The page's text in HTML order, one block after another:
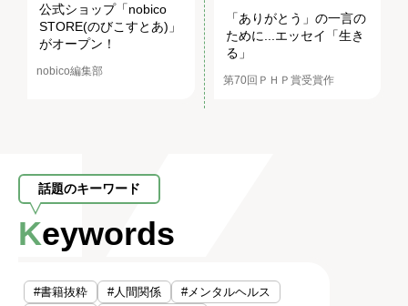
公式ショップ「nobico
STORE(のびこすとあ)」
がオープン！
nobico編集部
「ありがとう」の一言の
ために...エッセイ「生き
る」
第70回ＰＨＰ賞受賞作
話題のキーワード
Keywords
#書籍抜粋 #人間関係
#メンタルヘルス